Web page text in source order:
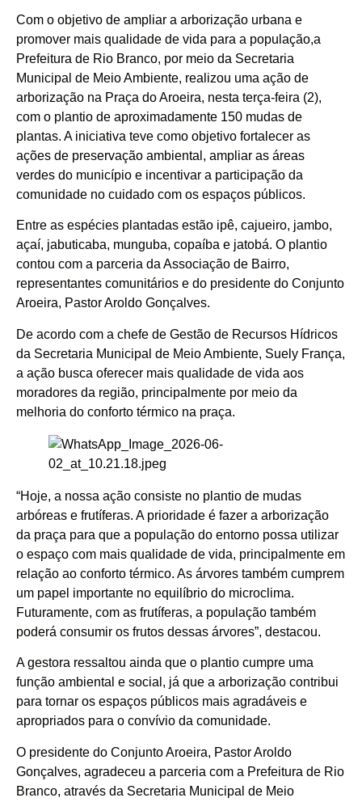
Com o objetivo de ampliar a arborização urbana e
promover mais qualidade de vida para a população,a
Prefeitura de Rio Branco, por meio da Secretaria
Municipal de Meio Ambiente, realizou uma ação de
arborização na Praça do Aroeira, nesta terça-feira (2),
com o plantio de aproximadamente 150 mudas de
plantas. A iniciativa teve como objetivo fortalecer as
ações de preservação ambiental, ampliar as áreas
verdes do município e incentivar a participação da
comunidade no cuidado com os espaços públicos.
Entre as espécies plantadas estão ipê, cajueiro, jambo,
açaí, jabuticaba, munguba, copaíba e jatobá. O plantio
contou com a parceria da Associação de Bairro,
representantes comunitários e do presidente do Conjunto
Aroeira, Pastor Aroldo Gonçalves.
De acordo com a chefe de Gestão de Recursos Hídricos
da Secretaria Municipal de Meio Ambiente, Suely França,
a ação busca oferecer mais qualidade de vida aos
moradores da região, principalmente por meio da
melhoria do conforto térmico na praça.
“Hoje, a nossa ação consiste no plantio de mudas
arbóreas e frutíferas. A prioridade é fazer a arborização
da praça para que a população do entorno possa utilizar
o espaço com mais qualidade de vida, principalmente em
relação ao conforto térmico. As árvores também cumprem
um papel importante no equilíbrio do microclima.
Futuramente, com as frutíferas, a população também
poderá consumir os frutos dessas árvores”, destacou.
A gestora ressaltou ainda que o plantio cumpre uma
função ambiental e social, já que a arborização contribui
para tornar os espaços públicos mais agradáveis e
apropriados para o convívio da comunidade.
O presidente do Conjunto Aroeira, Pastor Aroldo
Gonçalves, agradeceu a parceria com a Prefeitura de Rio
Branco, através da Secretaria Municipal de Meio